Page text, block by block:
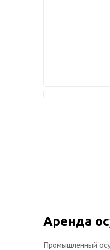
Аренда
Промышленный